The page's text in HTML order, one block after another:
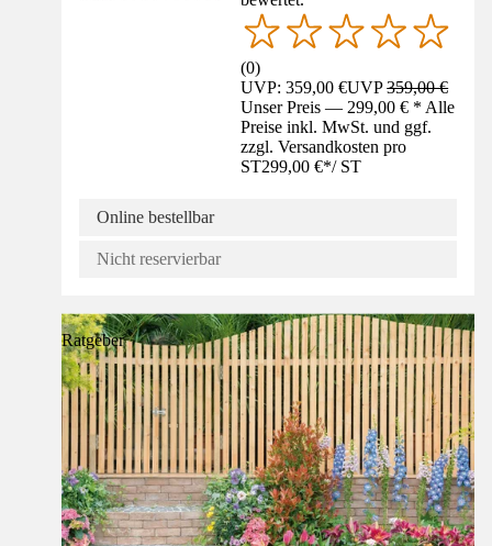
(0)
UVP: 359,00 €UVP359,00 €
Unser Preis — 299,00 € * Alle
Preise inkl. MwSt. und ggf.
zzgl. Versandkosten pro
ST299,00 €*/ ST
Online bestellbar
Nicht reservierbar
Ratgeber